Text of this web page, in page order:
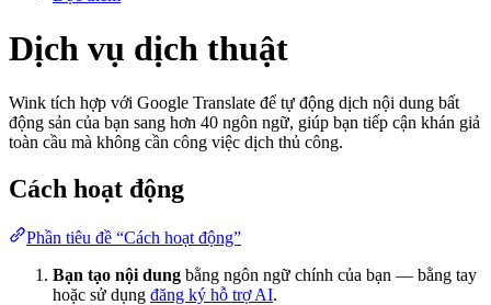
Dịch vụ dịch thuật
Wink tích hợp với Google Translate để tự động dịch nội dung bất
động sản của bạn sang hơn 40 ngôn ngữ, giúp bạn tiếp cận khán giả
toàn cầu mà không cần công việc dịch thủ công.
Cách hoạt động
Phần tiêu đề “Cách hoạt động”
Bạn tạo nội dung bằng ngôn ngữ chính của bạn — bằng tay
hoặc sử dụng đăng ký hỗ trợ AI.